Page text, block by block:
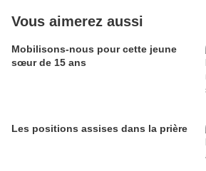
Vous aimerez aussi
Mobilisons-nous pour cette jeune
sœur de 15 ans
Les positions assises dans la prière